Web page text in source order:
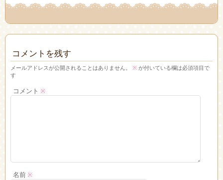
コメントを残す
メールアドレスが公開されることはありません。 ※ が付いている欄は必須項目で
す
コメント ※
名前※